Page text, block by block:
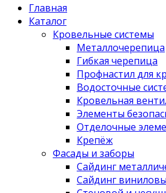
Главная
Каталог
Кровельные системы
Металлочерепица
Гибкая черепица
Профнастил для
Водосточные
Кровельная
Элементы
Отделочные
Крепёж
Фасады и заборы
Сайдинг
Сайдинг